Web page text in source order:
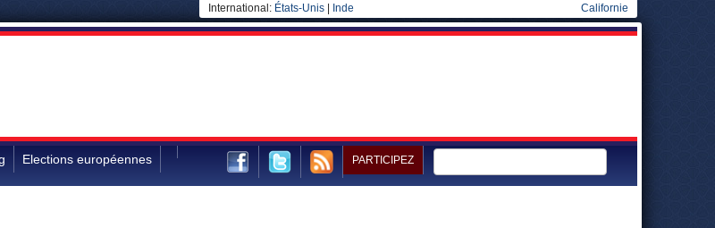
International: États-Unis Inde Californie
Elections européennes PARTICIPEZ